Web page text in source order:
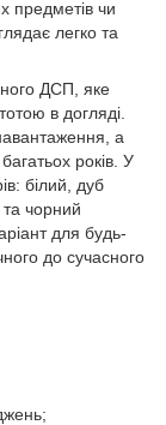
предметів чи
легко та
ДСП, яке
в догляді.
а
років. У
білий, дуб
чорний
для будь-
до сучасного